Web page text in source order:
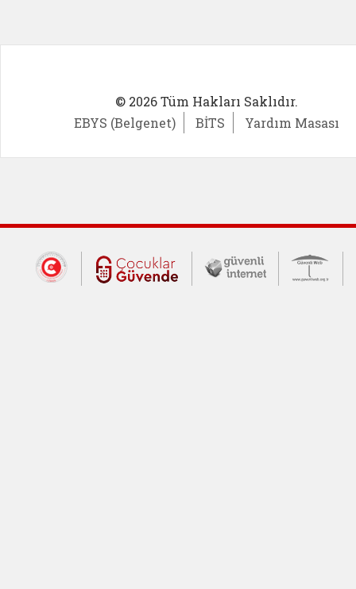
© 2026 Tüm Hakları Saklıdır.
EBYS (Belgenet)
BİTS Yardım Masası
Dış Bağlantılar
Cumhurbaşkanlığı İletişim Merkezi
Çocuklar Güvende (yeni
Güvenli